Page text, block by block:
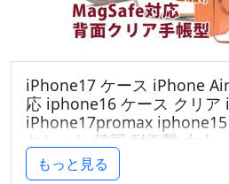
iPhone17 ケース iPhone
応 iphone16 ケース クリ
iPhone17promax
おしゃれ 韓国 耐衝撃 大人
▽▼「もっと見る」より詳細
もっと見る